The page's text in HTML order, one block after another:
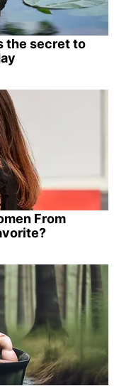
the secret to
From